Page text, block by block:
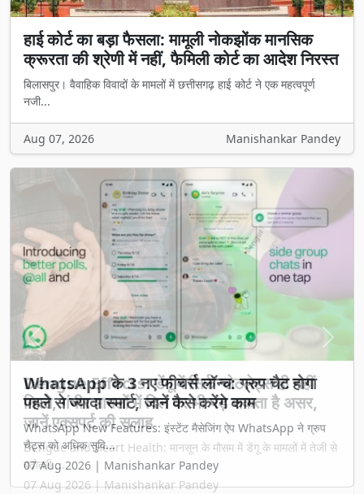
हाई कोर्ट का बड़ा फैसला: मामूली नोकझोंक मानसिक
क्रूरता की श्रेणी में नहीं, फैमिली कोर्ट का आदेश निरस्त
बिलासपुर। वैवाहिक विवादों के मामलों में छत्तीसगढ़ हाई कोर्ट ने एक महत्वपूर्ण
नजी...
Aug 07, 2026 Manishankar Pandey
Dengue Effects: डेंगू में सिर्फ प्लेटलेट्स ही नहीं
गिरते, गंभीर मामलों में दिल पर भी पड़ सकता है असर,
जानें एक्सपर्ट की सलाह
Dengue and Heart Health: मानसून के मौसम में डेंगू के मामलों में तेजी से
बढ़ोतरी ...
07 Aug 2026 | Manishankar Pandey
Previous Next